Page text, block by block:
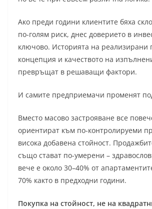
Ако преди години клиентите бяха
по-голям риск, днес доверието в
ключово. Историята на реализирани
концепция и качеството на
превръщат в решаващи фактори.
И самите предприемачи променят
Вместо масово застрояване все
ориентират към по-контролируеми
висока добавена стойност.
също стават по-умерени –
вече е около 30–40% от
70% както в предходни години.
Покупка на стойност, не на